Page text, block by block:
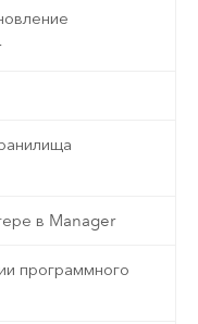
в Manager
программного